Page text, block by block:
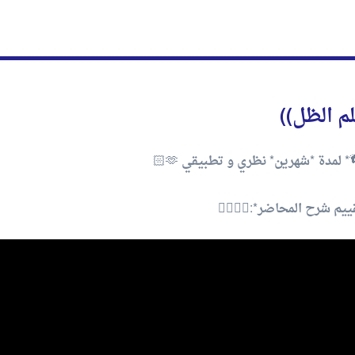
الظل))
*شهرين* نظري و تطبيقي 🫶🏻
شرح المحاضر*:👇🏻👇🏻